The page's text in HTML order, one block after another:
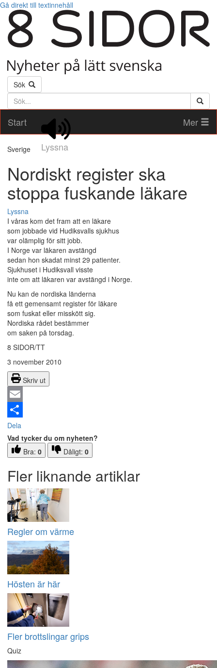
Gå direkt till textinnehåll
Sök
Söktext
Start
Lyssna
Mer
Sverige
Nordiskt register ska
stoppa fuskande läkare
Lyssna
I våras kom det fram att en läkare
som jobbade vid Hudiksvalls sjukhus
var olämplig för sitt jobb.
I Norge var läkaren avstängd
sedan hon skadat minst 29 patienter.
Sjukhuset i Hudiksvall visste
inte om att läkaren var avstängd i Norge.
Nu kan de nordiska länderna
få ett gemensamt register för läkare
som fuskat eller misskött sig.
Nordiska rådet bestämmer
om saken på torsdag.
8 SIDOR/TT
3 november 2010
Skriv ut
Email
Dela
Vad tycker du om nyheten?
Bra: 0 Dåligt: 0
Fler liknande artiklar
Regler om värme
Hösten är här
Fler brottslingar grips
Quiz